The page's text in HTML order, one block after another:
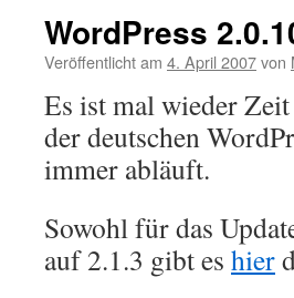
WordPress
Veröffentlicht am 4. April 2007von
Es ist mal wieder
der deutschen
immer abläuft.
Sowohl für das
auf 2.1.3 gibt es hier